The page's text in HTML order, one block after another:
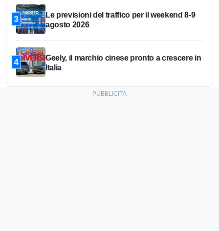
3
Le previsioni del traffico per il weekend 8-9
agosto 2026
4
Geely, il marchio cinese pronto a crescere in
Italia